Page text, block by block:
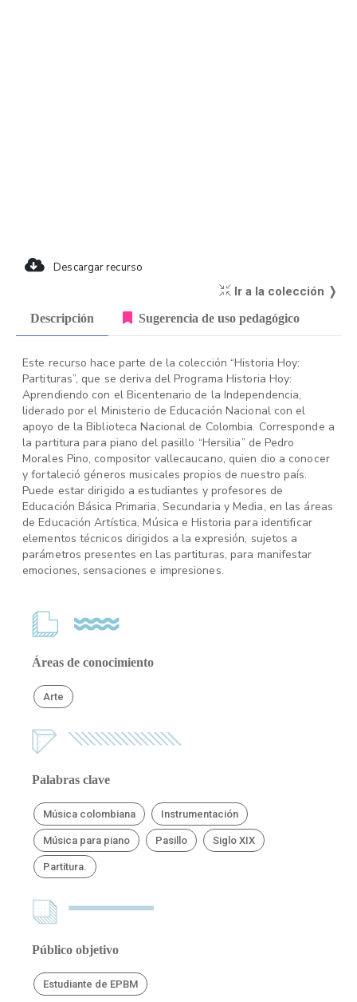
Descargar recurso
Ir a la colección ❭
Descripción Sugerencia de uso pedagógico
Este recurso hace parte de la colección “Historia Hoy:
Partituras”, que se deriva del Programa Historia Hoy:
Aprendiendo con el Bicentenario de la Independencia,
liderado por el Ministerio de Educación Nacional con el
apoyo de la Biblioteca Nacional de Colombia. Corresponde a
la partitura para piano del pasillo “Hersilia” de Pedro
Morales Pino, compositor vallecaucano, quien dio a conocer
y fortaleció géneros musicales propios de nuestro país.
Puede estar dirigido a estudiantes y profesores de
Educación Básica Primaria, Secundaria y Media, en las áreas
de Educación Artística, Música e Historia para identificar
elementos técnicos dirigidos a la expresión, sujetos a
parámetros presentes en las partituras, para manifestar
emociones, sensaciones e impresiones.
Áreas de conocimiento
Arte
Palabras clave
Música colombiana Instrumentación
Música para piano Pasillo Siglo XIX
Partitura.
Público objetivo
Estudiante de EPBM